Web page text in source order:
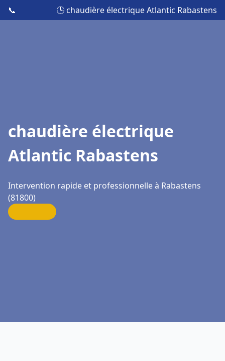
📞 🕒 chaudière électrique Atlantic Rabastens
chaudière électrique
Atlantic Rabastens
Intervention rapide et professionnelle à Rabastens
(81800)